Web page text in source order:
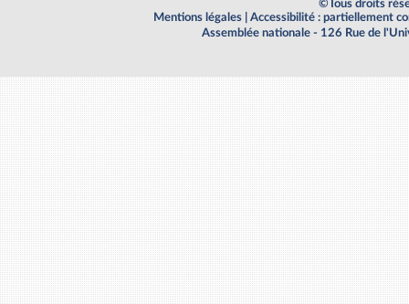
©Tous droits
Mentions légales
Accessibilité : partiellement
Assemblée nationale - 126 Rue de